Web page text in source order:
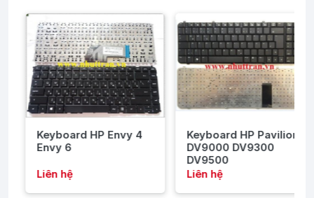
Keyboard HP Envy 4
Envy 6
Liên hệ
Keyboard HP Pavilion
DV9000 DV9300
DV9500
Liên hệ